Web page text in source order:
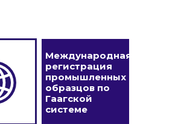
Международная
регистрация
промышленных
образцов по
Гаагской
системе